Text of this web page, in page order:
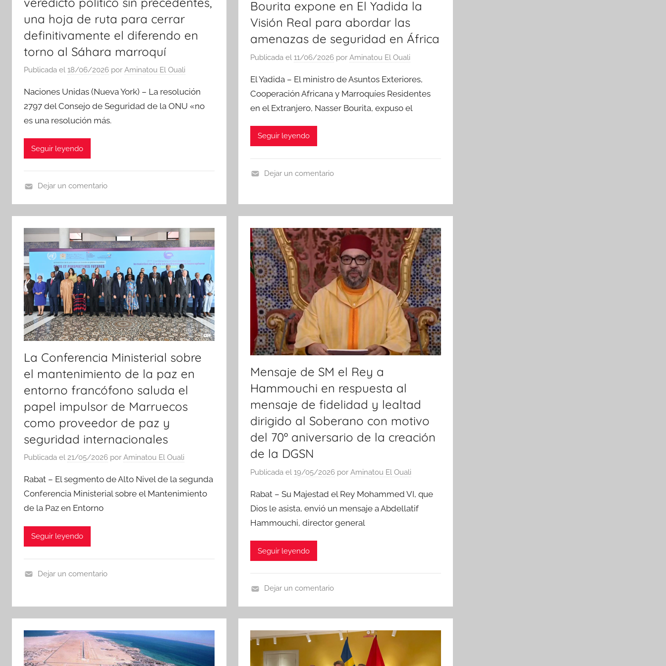
una hoja de ruta para cerrar
definitivamente el diferendo en
torno al Sáhara marroquí
Publicada el 18/06/2026 por Aminatou El Ouali
Naciones Unidas (Nueva York) – La resolución
2797 del Consejo de Seguridad de la ONU «no
es una resolución más.
Seguir leyendo
i
c
i
a
s
Dejar un comentario
Bourita expone en El Yadida la
Visión Real para abordar las
amenazas de seguridad en África
Publicada el11/06/2026 porAminatou El Ouali
El Yadida – El ministro de Asuntos Exteriores,
Cooperación Africana y Marroquíes Residentes
en el Extranjero, Nasser Bourita, expuso el
Seguir leyendo
c
i
a
s
Dejar un comentario
La Conferencia Ministerial sobre
el mantenimiento de la paz en
entorno francófono saluda el
papel impulsor de Marruecos
como proveedor de paz y
seguridad internacionales
Publicada el 21/05/2026 por Aminatou El Ouali
Rabat – El segmento de Alto Nivel de la segunda
Conferencia Ministerial sobre el Mantenimiento
de la Paz en Entorno
Seguir leyendo
c
i
a
Dejar un comentario
Mensaje de SM el Rey a
Hammouchi en respuesta al
mensaje de fidelidad y lealtad
dirigido al Soberano con motivo
del 70º aniversario de la creación
de la DGSN
Publicada el19/05/2026 porAminatou El Ouali
Rabat – Su Majestad el Rey Mohammed VI, que
Dios le asista, envió un mensaje a Abdellatif
Hammouchi, director general
Seguir leyendo
i
Dejar un comentario